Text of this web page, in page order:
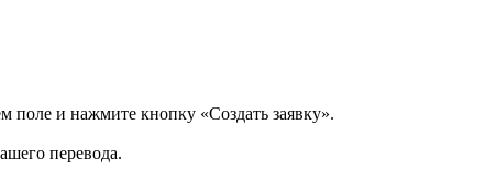
поле и нажмите кнопку «Создать заявку».
перевода.